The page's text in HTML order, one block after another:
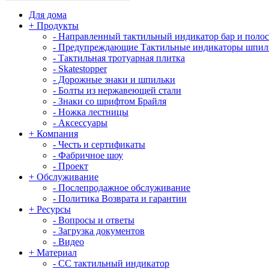
Для дома
+ Продукты
- Направленный тактильный индикатор бар и
- Предупреждающие Тактильные индикаторы
- Тактильная тротуарная плитка
- Skatestopper
- Дорожные знаки и шпильки
- Болты из нержавеющей стали
- Знаки со шрифтом Брайля
- Ножка лестницы
- Аксессуары
+ Компания
- Честь и сертификаты
- Фабричное шоу
- Проект
+ Обслуживание
- Послепродажное обслуживание
- Политика Возврата и гарантии
+ Ресурсы
- Вопросы и ответы
- Загрузка документов
- Видео
+ Материал
- СС тактильный индикатор